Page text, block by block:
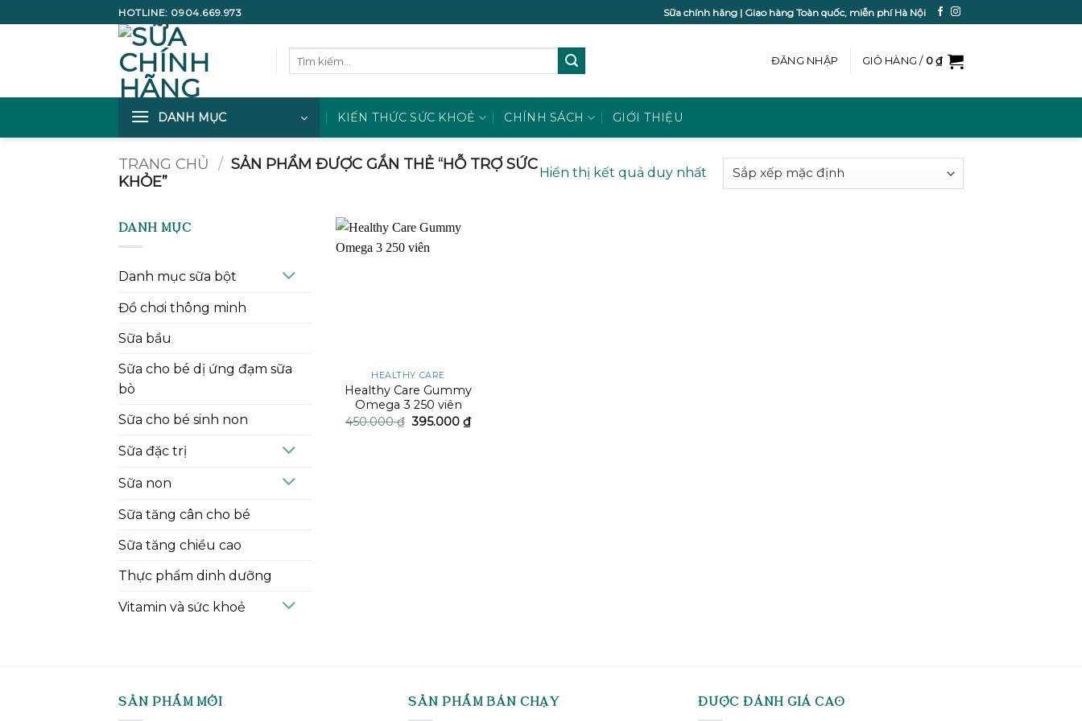
qua
HOTLINE: 0904.669.973 Sữa chính hãng | Giao hàng Toàn quốc, miễn phí Hà Nội
ĐĂNG NHẬP GIỎ HÀNG / 0₫
DANH MỤC KIẾN THỨC SỨC KHOẺ CHÍNH SÁCH GIỚI THIỆU
TRANG CHỦ / SẢN PHẨM ĐƯỢC GẮN THẺ “HỖ TRỢ SỨC
KHỎE”
Hiển thị kết quả duy nhất
DANH MỤC
Danh mục sữa bột
Đồ chơi thông minh
Sữa bầu
Sữa cho bé dị ứng đạm sữa
bò
Sữa cho bé sinh non
Sữa đặc trị
Sữa non
Sữa tăng cân cho bé
Sữa tăng chiều cao
Thực phẩm dinh dưỡng
Vitamin và sức khoẻ
HEALTHY CARE
Healthy Care Gummy
Omega 3 250 viên
450.000₫ Giá
395.000₫Giá
SẢN PHẨM MỚI SẢN PHẨM BÁN CHẠY ĐƯỢC ĐÁNH GIÁ CAO